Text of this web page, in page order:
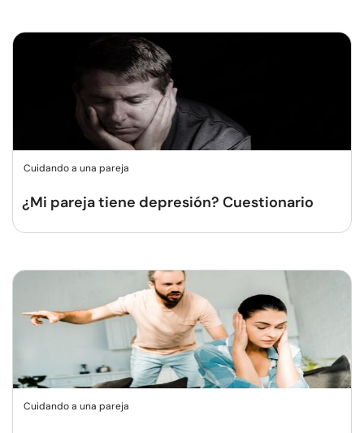
Cuidando a una pareja
¿Mi pareja tiene depresión? Cuestionario
Cuidando a una pareja